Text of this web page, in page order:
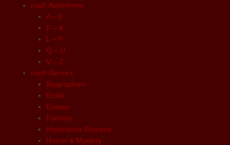
nach AutorInnen
A – E
F – K
L – P
Q – U
V – Z
nach Genres
Biographien
Erotik
Essays
Fantasy
Historische Romane
Horror & Mystery